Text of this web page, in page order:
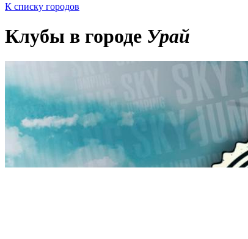
К списку городов
Клубы в городе Урай